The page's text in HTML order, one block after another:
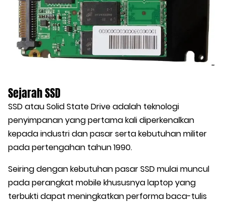
Sejarah SSD
SSD atau Solid State Drive adalah teknologi
penyimpanan yang pertama kali diperkenalkan
kepada industri dan pasar serta kebutuhan militer
pada pertengahan tahun 1990.
Seiring dengan kebutuhan pasar SSD mulai muncul
pada perangkat mobile khususnya laptop yang
terbukti dapat meningkatkan performa baca-tulis